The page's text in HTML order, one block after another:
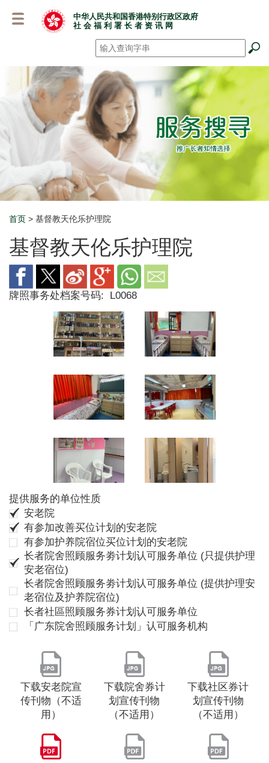
中华人民共和国香港特别行政区政府
社 会 福 利 署 长 者 资 讯 网
搜寻 *
Breadcrumb
首页 > 基督教天伦乐护理院
基督教天伦乐护理院
牌照事务处档案号码: L0068
提供服务的单位性质
安老院
有参加改善买位计划的安老院
有参加护养院宿位买位计划的安老院
长者院舍照顾服务劵计划认可服务单位 (只提供护理
安老宿位)
长者院舍照顾服务劵计划认可服务单位 (提供护理安
老宿位及护养院宿位)
长者社區照顾服务券计划认可服务单位
「广东院舍照顾服务计划」认可服务机构
下载安老院宣
传刊物（不适
用）
下载院舍券计
划宣传刊物
（不适用）
下载社区券计
划宣传刊物
（不适用）